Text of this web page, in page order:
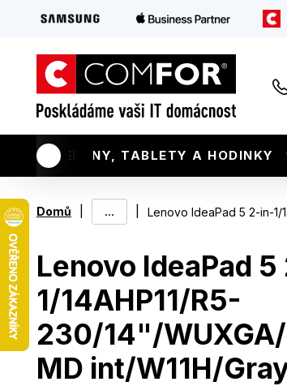
TELEFONY, TABLETY A HODINKY
Domů ... Lenovo IdeaPad 5 2-in-1/
Lenovo IdeaPad
1/14AHP11/R5-
230/14"/
MD int/W11H/